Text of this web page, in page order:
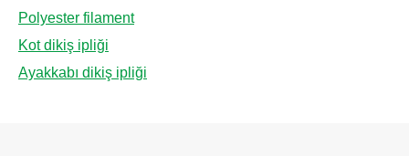
Polyester filament
Kot dikiş ipliği
Ayakkabı dikiş ipliği